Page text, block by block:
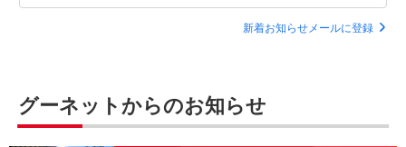
新着お知らせメールに登録
グーネットからのお知らせ